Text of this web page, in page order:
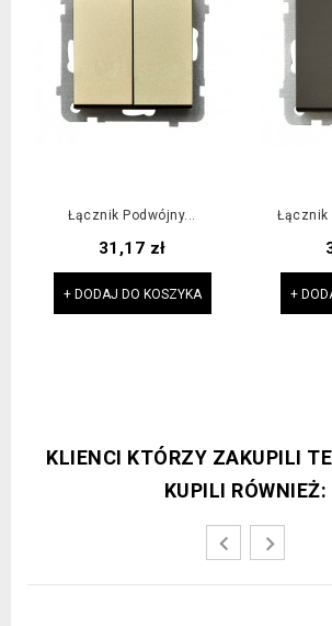
Łącznik Podwójny...
Cena
31,17 zł
+ DODAJ DO KOSZYKA
Łącznik
+
KLIENCI KTÓRZY ZAKUPILI
KUPILI RÓWNIEŻ: